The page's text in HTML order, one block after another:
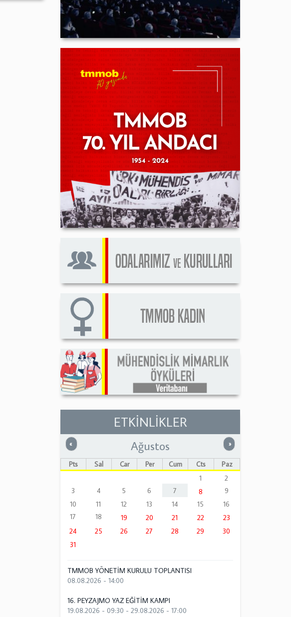
ETKİNLİKLER
« Önceki »Sonraki
Ağustos
Pts Sal Çar Per Cum Cts
Paz
1
2
3
4 5 6 7 8
9
10
11 12 13 14 15
16
17
18 19 20 21 22
23
24
25 26 27 28 29
30
31
TMMOB YÖNETİM KURULU TOPLANTISI
08.08.2026 - 14:00
16. PEYZAJMO YAZ EĞİTİM KAMPI
19.08.2026 - 09:30 -29.08.2026 - 17:00